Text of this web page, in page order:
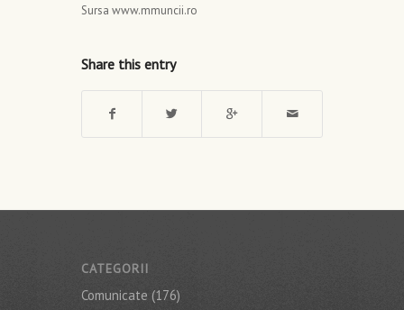
Sursa www.mmuncii.ro
Share this entry
CATEGORII
Comunicate (176)